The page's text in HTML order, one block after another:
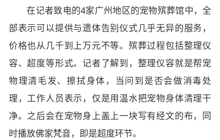
在记者致电的4家广州地区的宠物殡葬馆中，全
部表示可以提供与遗体告别仪式几乎无异的服务，
价格也从几千到上万元不等。殡葬过程包括整理仪
容、超度等形式。记者了解到，整理仪容就是帮宠
物理清毛发、擦拭身体，当问到是否会做消毒处
理，工作人员表示，仅是用温水把宠物身体清理干
净。之后会在宠物身上盖上一块写有经文的布，同
时播放佛家梵音，即是超度环节。